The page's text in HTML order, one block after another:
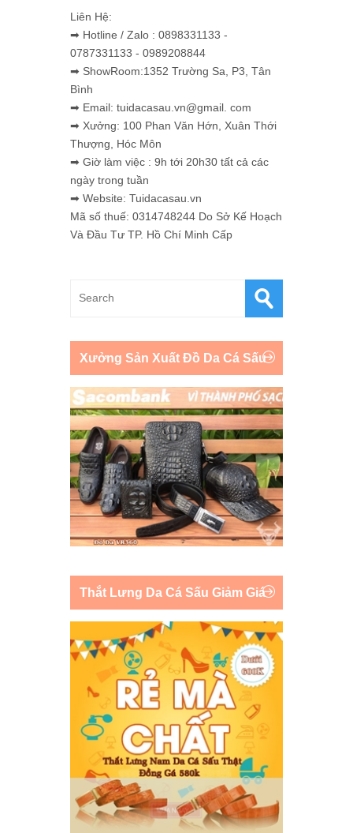
Liên Hệ:
➡ Hotline / Zalo : 0898331133 -
0787331133 - 0989208844
➡ ShowRoom:1352 Trường Sa, P3, Tân
Bình
➡ Email: tuidacasau.vn@gmail. com
➡ Xưởng: 100 Phan Văn Hớn, Xuân Thới
Thượng, Hóc Môn
➡ Giờ làm việc : 9h tới 20h30 tất cả các
ngày trong tuần
➡ Website: Tuidacasau.vn
Mã số thuế: 0314748244 Do Sở Kế Hoạch
Và Đầu Tư TP. Hồ Chí Minh Cấp
Xưởng Sản Xuất Đồ Da Cá Sấu
Thắt Lưng Da Cá Sấu Giảm Giá